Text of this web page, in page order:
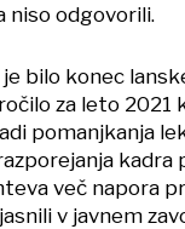
niso odgovorili.
bilo konec
za leto 2021
pomanjkanja
kadra
več napora
v javnem